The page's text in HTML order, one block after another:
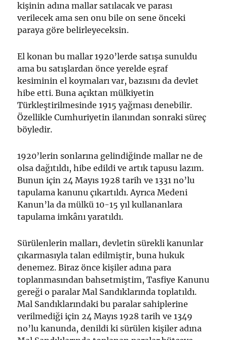
kişinin adına mallar satılacak ve parası
verilecek ama sen onu bile on sene önceki
paraya göre belirleyeceksin.
El konan bu mallar 1920’lerde satışa sunuldu
ama bu satışlardan önce yerelde eşraf
kesiminin el koymaları var, bazısını da devlet
hibe etti. Buna açıktan mülkiyetin
Türkleştirilmesinde 1915 yağması denebilir.
Özellikle Cumhuriyetin ilanından sonraki süreç
böyledir.
1920’lerin sonlarına gelindiğinde mallar ne de
olsa dağıtıldı, hibe edildi ve artık tapusu lazım.
Bunun için 24 Mayıs 1928 tarih ve 1331 no’lu
tapulama kanunu çıkartıldı. Ayrıca Medeni
Kanun’la da mülkü 10-15 yıl kullananlara
tapulama imkânı yaratıldı.
Sürülenlerin malları, devletin sürekli kanunlar
çıkarmasıyla talan edilmiştir, buna hukuk
denemez. Biraz önce kişiler adına para
toplanmasından bahsetmiştim, Tasfiye Kanunu
gereği o paralar Mal Sandıklarında toplatıldı.
Mal Sandıklarındaki bu paralar sahiplerine
verilmediği için 24 Mayıs 1928 tarih ve 1349
no’lu kanunda, denildi ki sürülen kişiler adına